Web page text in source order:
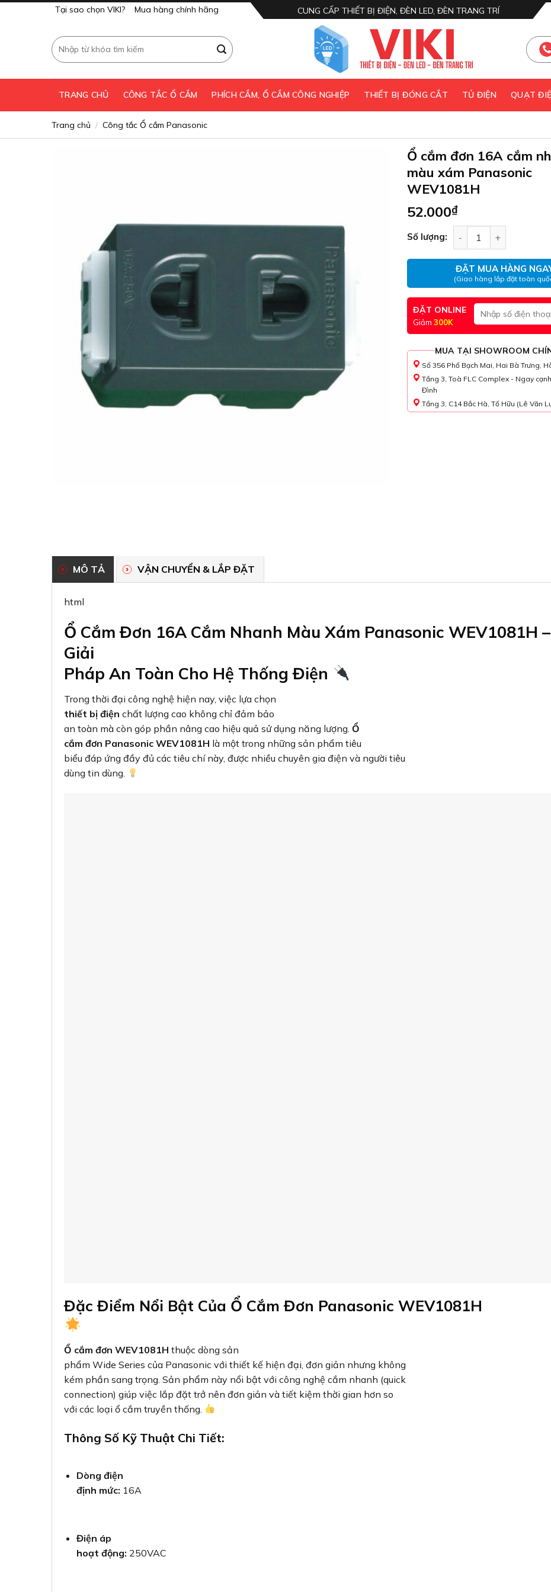
Tại sao chọn VIKI? Mua hàng chính hãng CUNG CẤP THIẾT BỊ ĐIỆN, ĐÈN LED, ĐÈN TRANG TRÍ
Tìm
kiếm:
TRANG CHỦ CÔNG TẮC Ổ CẮM PHÍCH CẮM, Ổ CẮM CÔNG NGHIỆP THIẾT BỊ ĐÓNG CẮT TỦ ĐIỆN QUẠT
Trang chủ / Công tắc Ổ cắm Panasonic
Ổ cắm đơn 16A cắm
màu xám Panasonic
WEV1081H
52.000₫
Số lượng: Ổ cắm đơn 16A cắm
ĐẶT MUA HÀNG
(Giao hàng lắp đặt toàn
ĐẶT ONLINE
Giảm 300K
MUA TẠI SHOWROOM
Số 356 Phố Bạch Mai, Hai Bà Trưng,
Tầng 3, Toà FLC Complex - Ngay
Đình
Tầng 3, C14 Bắc Hà, Tố Hữu (Lê Văn
MÔ TẢ VẬN CHUYỂN & LẮP ĐẶT
html
Ổ Cắm Đơn 16A Cắm Nhanh Màu Xám Panasonic WEV1081H –
Giải
Pháp An Toàn Cho Hệ Thống Điện
Trong thời đại công nghệ hiện nay, việc lựa chọn
thiết bị điện chất lượng cao không chỉ đảm bảo
an toàn mà còn góp phần nâng cao hiệu quả sử dụng năng lượng. Ổ
cắm đơn Panasonic WEV1081H là một trong những sản phẩm tiêu
biểu đáp ứng đầy đủ các tiêu chí này, được nhiều chuyên gia điện và người tiêu
dùng tin dùng.
Đặc Điểm Nổi Bật Của Ổ Cắm Đơn Panasonic WEV1081H
Ổ cắm đơn WEV1081H thuộc dòng sản
phẩm Wide Series của Panasonic với thiết kế hiện đại, đơn giản nhưng không
kém phần sang trọng. Sản phẩm này nổi bật với công nghệ cắm nhanh (quick
connection) giúp việc lắp đặt trở nên đơn giản và tiết kiệm thời gian hơn so
với các loại ổ cắm truyền thống.
Thông Số Kỹ Thuật Chi Tiết:
Dòng điện
định mức: 16A
Điện áp
hoạt động: 250VAC